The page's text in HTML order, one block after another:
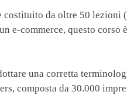
costituito da oltre 50 lezioni
e-commerce, questo corso
una corretta
composta da 30.000